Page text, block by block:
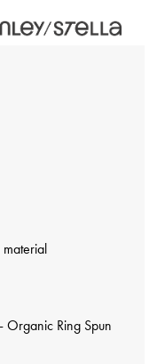
Organic Ring Spun